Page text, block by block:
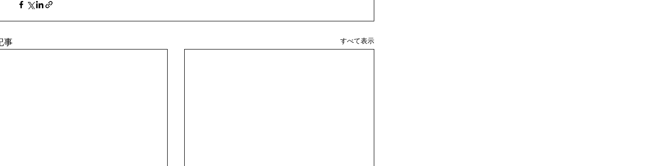
事 すべて表示